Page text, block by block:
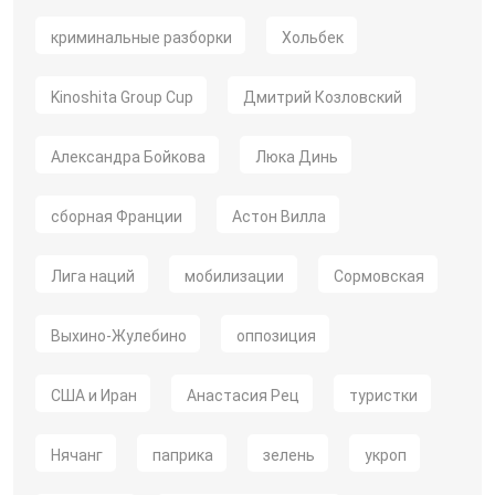
криминальные разборки Хольбек
Kinoshita Group Cup Дмитрий Козловский
Александра Бойкова Люка Динь
сборная Франции Астон Вилла
Лига наций мобилизации Сормовская
Выхино-Жулебино оппозиция
США и Иран Анастасия Рец туристки
Нячанг паприка зелень укроп